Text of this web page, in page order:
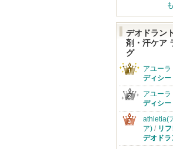
デオドラン
剤・汗ケア
グ
アユーラ
ディシー
アユーラ
ディシー
athletia(
ア) / リ
デオドラ